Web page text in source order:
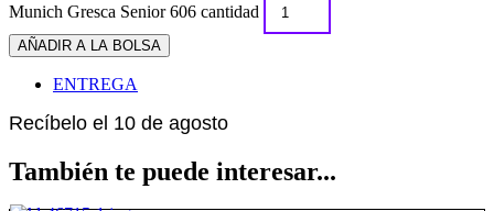
Munich Gresca Senior 606 cantidad
AÑADIR A LA BOLSA
ENTREGA
Recíbelo el 10 de agosto
También te puede interesar...